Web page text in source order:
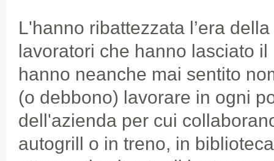
L'hanno ribattezzata l’era
lavoratori che hanno lasciato
hanno neanche mai sentito
(o debbono) lavorare in ogni
dell'azienda per cui
autogrill o in treno, in